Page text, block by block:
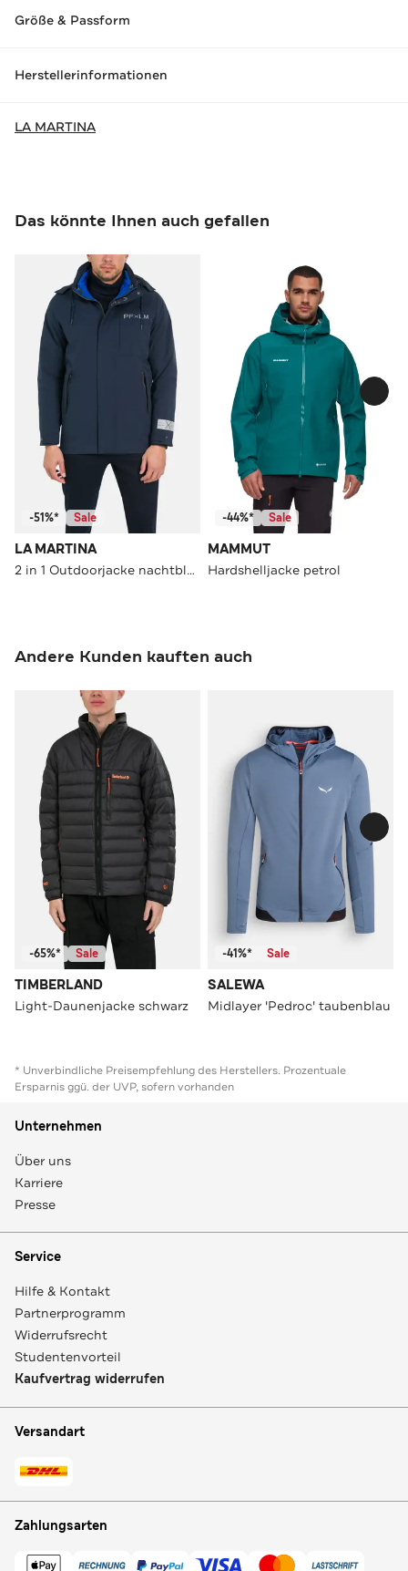
Größe & Passform
Herstellerinformationen
LA MARTINA
Das könnte Ihnen auch gefallen
-51%* Sale
LA MARTINA
2 in 1 Outdoorjacke nachtblau
-44%* Sale
MAMMUT
Hardshelljacke petrol
Andere Kunden kauften auch
-65%* Sale
TIMBERLAND
Light-Daunenjacke schwarz
-41%* Sale
SALEWA
Midlayer 'Pedroc' taubenblau
* Unverbindliche Preisempfehlung des Herstellers. Prozentuale
Ersparnis ggü. der UVP, sofern vorhanden
Unternehmen
Über uns
Karriere
Presse
Service
Hilfe & Kontakt
Partnerprogramm
Widerrufsrecht
Studentenvorteil
Kaufvertrag widerrufen
Versandart
Zahlungsarten